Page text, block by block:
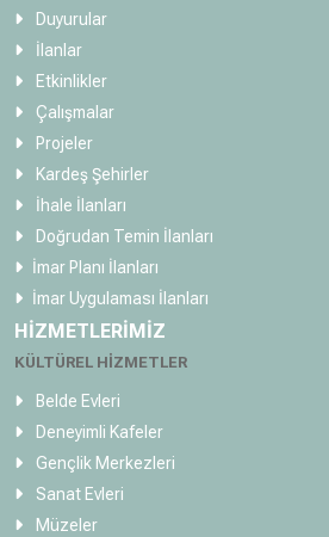
Duyurular
İlanlar
Etkinlikler
Çalışmalar
Projeler
Kardeş Şehirler
İhale İlanları
Doğrudan Temin İlanları
İmar Planı İlanları
İmar Uygulaması İlanları
HİZMETLERİMİZ
KÜLTÜREL HİZMETLER
Belde Evleri
Deneyimli Kafeler
Gençlik Merkezleri
Sanat Evleri
Müzeler